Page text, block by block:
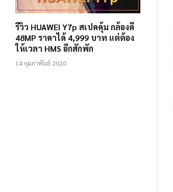
รีวิว HUAWEI Y7p สเปคคุ้ม กล้องดี
48MP ราคาได้ 4,999 บาท แต่ต้อง
ให้เวลา HMS อีกสักพัก
14 กุมภาพันธ์ 2020